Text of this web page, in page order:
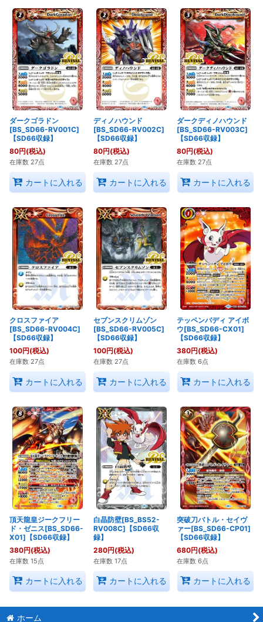
ダークゴラドン
[BS_SD66-RV001C]
【SD66収録】
80円(税込)
在庫数 27点
カートに入れる
ディノハウンド
[BS_SD66-RV002C]
【SD66収録】
80円(税込)
在庫数 27点
カートに入れる
ダークディノハウンド
[BS_SD66-RV003C]
【SD66収録】
80円(税込)
在庫数 27点
カートに入れる
クロスファイア
[BS_SD66-RV004C]
【SD66収録】
100円(税込)
在庫数 27点
カートに入れる
セブンスクリムゾン
[BS_SD66-RV005C]
【SD66収録】
100円(税込)
在庫数 27点
カートに入れる
テッペンバディ アイボ
ウ[BS_SD66-CX01]
【SD66収録】
380円(税込)
在庫数 6点
カートに入れる
頂天龍皇ジークフリー
ド・ゼニス[BS_SD66-
X01]【SD66収録】
380円(税込)
在庫数 15点
カートに入れる
白晶防壁[BS_BS52-
RV008C]【SD66収
録】
280円(税込)
在庫数 17点
カートに入れる
突破刀バトル・セイヴ
ァー[BS_SD66-CP01]
【SD66収録】
680円(税込)
在庫数 6点
カートに入れる
ホーム